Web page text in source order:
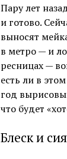
Пару лет
и готово.
выносят
в метро — и
ресницах —
есть ли в
год
что будет
Блеск и